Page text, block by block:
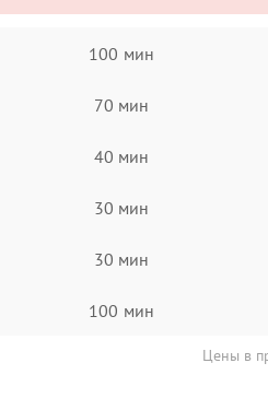
100 мин
70 мин
40 мин
30 мин
30 мин
100 мин
Цены в